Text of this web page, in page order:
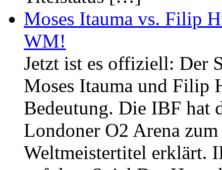
Moses Itauma vs. Filip
WM!
Jetzt ist es offiziell: Der
Moses Itauma und Filip
Bedeutung. Die IBF hat
Londoner O2 Arena
Weltmeistertitel erklärt.